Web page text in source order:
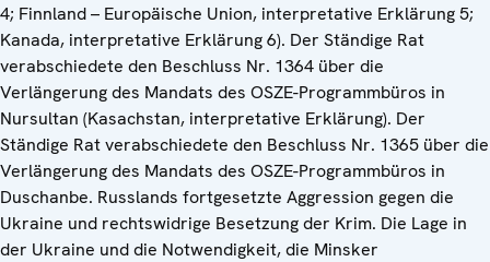
4; Finnland – Europäische Union, interpretative Erklärung 5;
Kanada, interpretative Erklärung 6). Der Ständige Rat
verabschiedete den Beschluss Nr. 1364 über die
Verlängerung des Mandats des OSZE-Programmbüros in
Nursultan (Kasachstan, interpretative Erklärung). Der
Ständige Rat verabschiedete den Beschluss Nr. 1365 über die
Verlängerung des Mandats des OSZE-Programmbüros in
Duschanbe. Russlands fortgesetzte Aggression gegen die
Ukraine und rechtswidrige Besetzung der Krim. Die Lage in
der Ukraine und die Notwendigkeit, die Minsker